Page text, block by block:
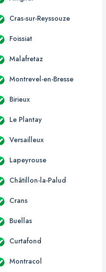
Cras-sur-Reyssouze
Foissiat
Malafretaz
Montrevel-en-Bresse
Birieux
Le Plantay
Versailleux
Lapeyrouse
Châtillon-la-Palud
Crans
Buellas
Curtafond
Montracol